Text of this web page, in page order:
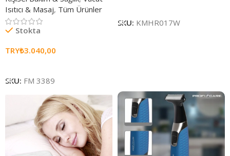
Isıtıcı & Masaj, Tüm Ürünler
Stokta
TRY₺3.040,00
SKU: FM 3389
SKU: KMHR017W